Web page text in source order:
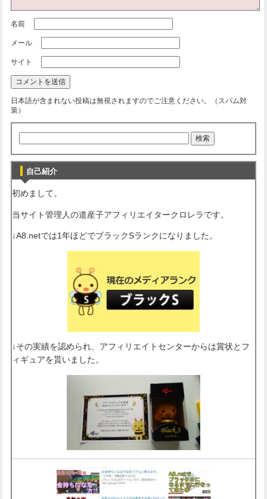
名前
メール
サイト
日本語が含まれない投稿は無視されますのでご注意ください。（スパム対
策）
自己紹介
初めまして。
当サイト管理人の道産子アフィリエイタークロレラです。
↓A8.netでは1年ほどでブラックSランクになりました。
↓その実績を認められ、アフィリエイトセンターからは賞状とフ
ィギュアを貰いました。